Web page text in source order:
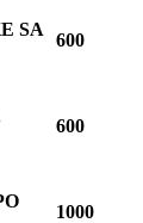
SA
600
600
1000